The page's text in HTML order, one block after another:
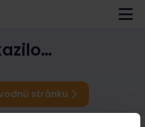
stránku